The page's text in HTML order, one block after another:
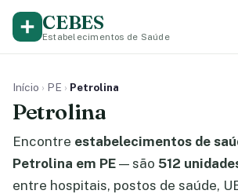
CEBES
Estabelecimentos de Saúde
Início › PE › Petrolina
Petrolina
Encontre estabelecimentos de
Petrolina em PE — são 512
entre hospitais, postos de saúde,